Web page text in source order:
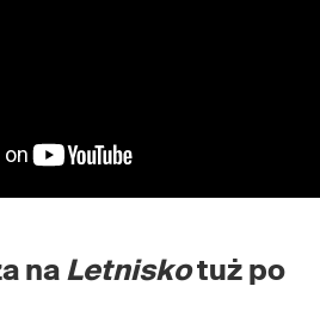
naLetniskotuż po